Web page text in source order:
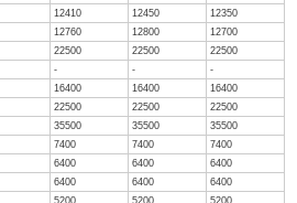
上海 15080 15150
青岛保税区 14800 14850
山东 11910
11950
山东 12340
12400
山东 11160
11200
山东 12410
山东 12760 12800